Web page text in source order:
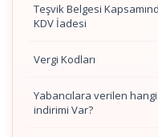
Teşvik Belgesi
KDV İadesi
Vergi Kodları
Yabancılara verilen
indirimi Var?